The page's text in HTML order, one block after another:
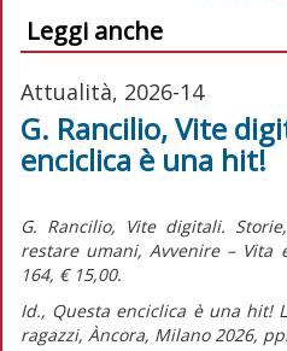
Leggi anche
Attualità, 2026-14
G. Rancilio, Vite
enciclica è una hit!
G. Rancilio, Vite digitali.
restare umani, Avvenire – Vita
164, € 15,00.
Id., Questa enciclica è una hit!
ragazzi, Àncora, Milano 2026,